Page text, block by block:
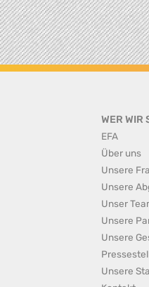
WER WIR
EFA
Über uns
Unsere
Unsere
Unser
Unsere
Unsere
Unsere